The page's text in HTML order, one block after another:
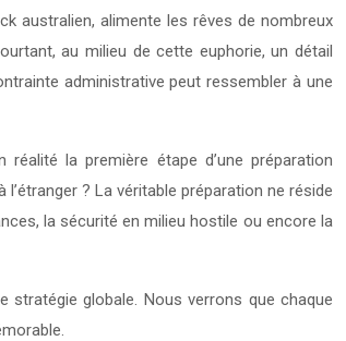
australien, alimente les rêves de nombreux
au milieu de cette euphorie, un détail
administrative peut ressembler à une
la première étape d’une préparation
? La véritable préparation ne réside
la sécurité en milieu hostile ou encore la
globale. Nous verrons que chaque